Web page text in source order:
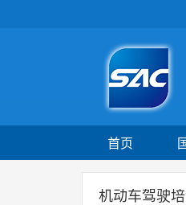
首页
机动车驾驶